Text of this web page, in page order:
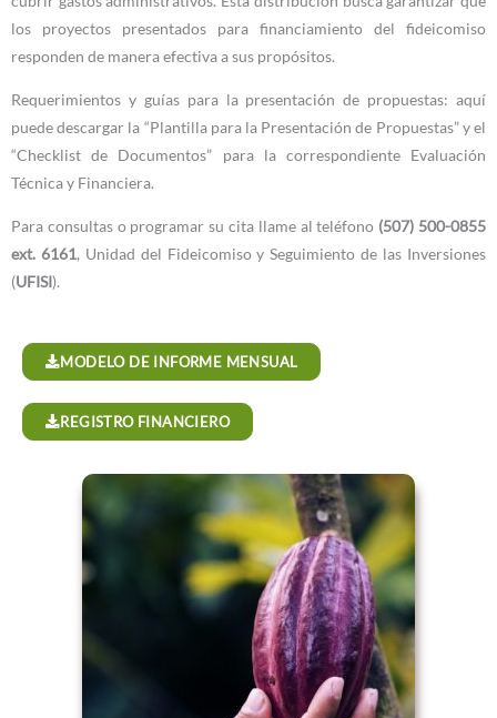
los proyectos presentados para financiamiento del fideicomiso
responden de manera efectiva a sus propósitos.
Requerimientos y guías para la presentación de propuestas: aquí
puede descargar la “Plantilla para la Presentación de Propuestas” y el
“Checklist de Documentos” para la correspondiente Evaluación
Técnica y Financiera.
Para consultas o programar su cita llame al teléfono (507) 500-0855
ext. 6161, Unidad del Fideicomiso y Seguimiento de las Inversiones
(UFISI).
MODELO DE INFORME MENSUAL
REGISTRO FINANCIERO